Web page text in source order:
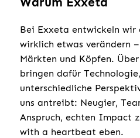
Bei Exxeta entwickeln
wirklich etwas verändern
Märkten und Köpfen.
bringen dafür
unterschiedliche
uns antreibt: Neugier,
Anspruch, echten Impact
with a heartbeat eben.